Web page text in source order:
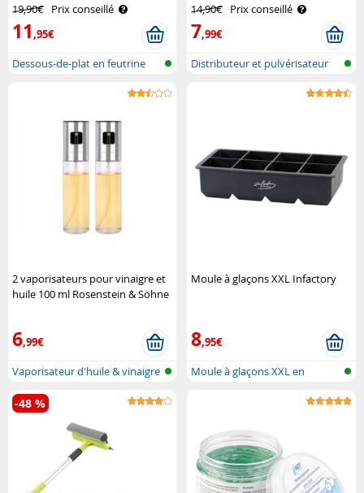
19,90€ Prix conseillé
11,95€
Dessous-de-plat en feutrine
14,90€ Prix conseillé
7,99€
Distributeur et pulvérisateur
2 vaporisateurs pour vinaigre et
huile 100 ml Rosenstein & Söhne
6,99€
Vaporisateur d'huile & vinaigre
Moule à glaçons XXL Infactory
8,95€
Moule à glaçons XXL en
-48 %